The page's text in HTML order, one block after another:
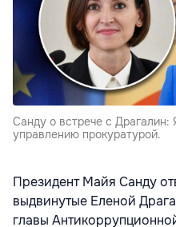
Санду о встрече с Драгалин:
управлению прокуратурой.
Президент Майя Санду
выдвинутые Еленой
главы